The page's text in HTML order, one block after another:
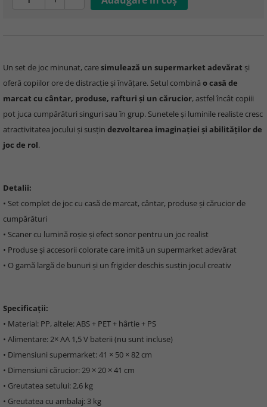
Un set de joc minunat, caresimulează un supermarket adevărat și
oferă copiilor ore de distracție și învățare. Setul combină o casă de
marcat cu cântar, produse, rafturi și un cărucior, astfel încât copiii
pot juca cumpărături singuri sau în grup. Sunetele și luminile realiste cresc
atractivitatea jocului și susțin dezvoltarea imaginației și abilităților de
joc de rol.
Detalii:
• Set complet de joc cu casă de marcat, cântar, produse și cărucior de
cumpărături
• Scaner cu lumină roșie și efect sonor pentru un joc realist
• Produse și accesorii colorate care imită un supermarket adevărat
• O gamă largă de bunuri și un frigider deschis susțin jocul creativ
Specificații:
• Material: PP, altele: ABS + PET + hârtie + PS
• Alimentare: 2× AA 1,5 V baterii (nu sunt incluse)
• Dimensiuni supermarket: 41 × 50 × 82 cm
• Dimensiuni cărucior: 29 × 20 × 41 cm
• Greutatea setului: 2,6 kg
• Greutatea cu ambalaj: 3 kg